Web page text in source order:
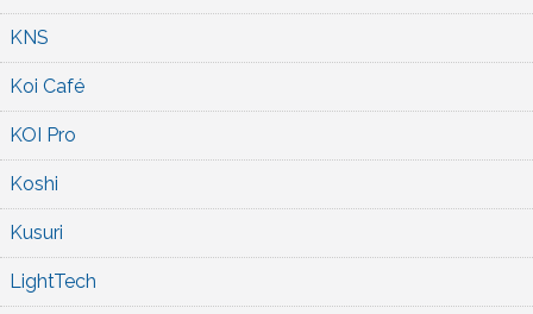
KNS
Koi Café
KOI Pro
Koshi
Kusuri
LightTech